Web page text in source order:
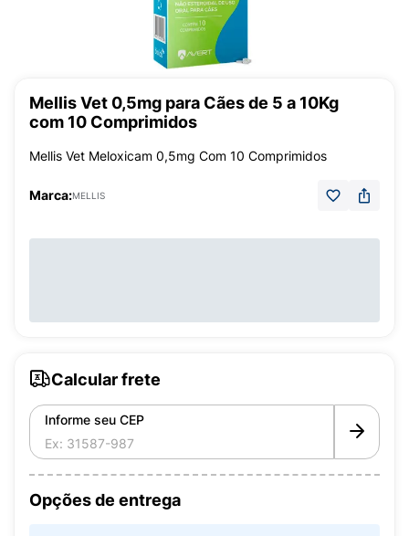
Mellis Vet 0,5mg para Cães de 5 a 10Kg
com 10 Comprimidos
Mellis Vet Meloxicam 0,5mg Com 10 Comprimidos
Marca:MELLIS
Calcular frete
Informe seu CEP
Opções de entrega